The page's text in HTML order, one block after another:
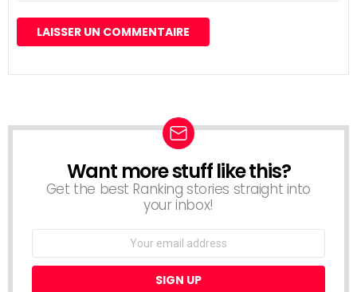
NEWSLETTER
Want more stuff like this?
Get the best Ranking stories straight into
your inbox!
Email